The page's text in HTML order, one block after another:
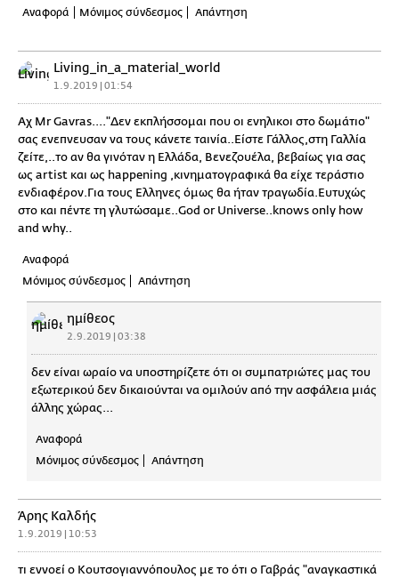
Αναφορά Μόνιμος σύνδεσμος Απάντηση
Living_in_a_material_world
1.9.2019 | 01:54
Αχ Mr Gavras...."Δεν εκπλήσσομαι που οι ενηλικοι στο δωμάτιο"
σας ενεπνευσαν να τους κάνετε ταινία..Είστε Γάλλος,στη Γαλλία
ζείτε,..το αν θα γινόταν η Ελλάδα, Βενεζουέλα, βεβαίως για σας
ως artist και ως happening ,κινηματογραφικά θα είχε τεράστιο
ενδιαφέρον.Για τους Ελληνες όμως θα ήταν τραγωδία.Ευτυχώς
στο και πέντε τη γλυτώσαμε..God or Universe..knows only how
and why..
Αναφορά
Μόνιμος σύνδεσμος
Απάντηση
ημίθεος
2.9.2019 | 03:38
δεν είναι ωραίο να υποστηρίζετε ότι οι συμπατριώτες μας του
εξωτερικού δεν δικαιούνται να ομιλούν από την ασφάλεια μιάς
άλλης χώρας...
Αναφορά
Μόνιμος σύνδεσμος
Απάντηση
Άρης Καλδής
1.9.2019 | 10:53
τι εννοεί ο Κουτσογιαννόπουλος με το ότι ο Γαβράς "αναγκαστικά